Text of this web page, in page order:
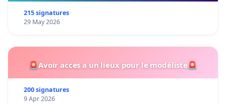
215 signatures
29 May 2026
🚨Avoir acces a un lieux pour le modéliste🚨
200 signatures
9 Apr 2026